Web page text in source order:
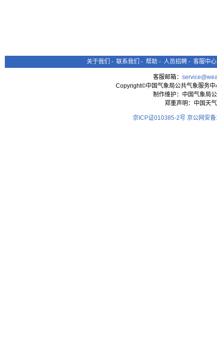
关于我们 - 联系我们 - 帮助 - 人员招聘 - 客服中心
客服邮箱：
Copyright©中国气象局公共气象服务
制作维护：中国气象局
郑重声明：中国天
京ICP证010385-2号 京公网安